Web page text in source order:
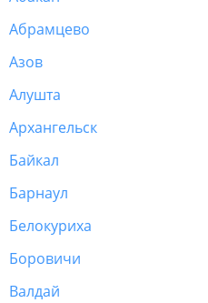
Абрамцево
Азов
Алушта
Архангельск
Байкал
Барнаул
Белокуриха
Боровичи
Валдай